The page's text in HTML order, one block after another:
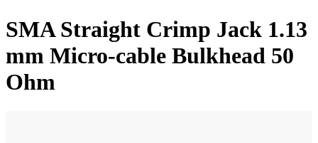
SMA Straight Crimp Jack 1.13
mm Micro-cable Bulkhead 50
Ohm